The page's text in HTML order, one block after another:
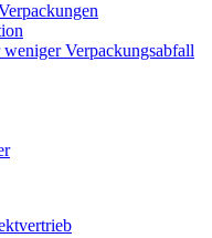
Verpackungsabfall